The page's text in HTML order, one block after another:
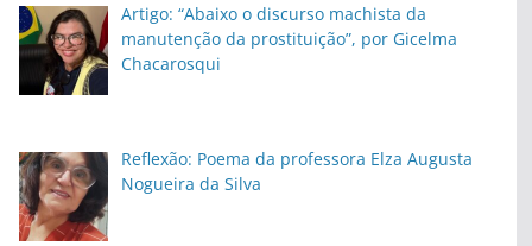
Artigo: “Abaixo o discurso machista da
manutenção da prostituição”, por Gicelma
Chacarosqui
Reflexão: Poema da professora Elza Augusta
Nogueira da Silva